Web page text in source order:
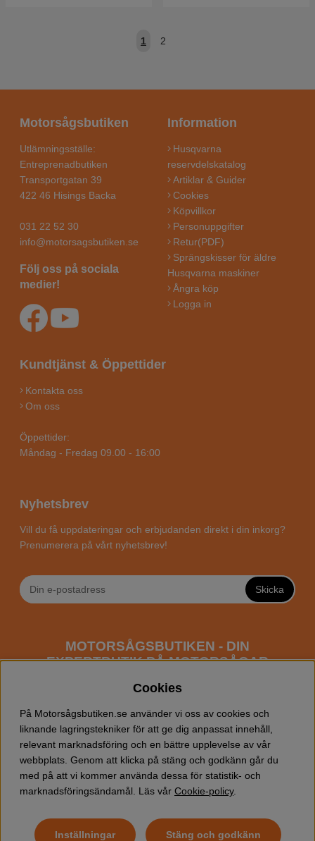
1 2
Motorsågsbutiken
Utlämningsställe:
Entreprenadbutiken
Transportgatan 39
422 46 Hisings Backa
031 22 52 30
info@motorsagsbutiken.se
Följ oss på sociala
medier!
Information
Husqvarna
reservdelskatalog
Artiklar & Guider
Cookies
Köpvillkor
Personuppgifter
Retur(PDF)
Sprängskisser för äldre
Husqvarna maskiner
Ångra köp
Logga in
Kundtjänst & Öppettider
Kontakta oss
Om oss
Öppettider:
Måndag - Fredag 09.00 - 16:00
Nyhetsbrev
Vill du få uppdateringar och erbjudanden direkt i din inkorg?
Prenumerera på vårt nyhetsbrev!
Skicka
MOTORSÅGSBUTIKEN - DIN
EXPERTBUTIK PÅ MOTORSÅGAR
fokus mot entusiaster och professionella användare av
motorsågar. Vi erbjuder ett brett sortiment av
Husqvarna motorsågarsamt alla tänkbaratillbehör
du kan behöva vid trädfällning, gallring och allmän
skogsskötsel. Välkommen att handla din Husqvarna
motorsåg och tillbehör online hos oss!
Cookies
På Motorsågsbutiken.se använder vi oss av cookies och
liknande lagringstekniker för att ge dig anpassat innehåll,
relevant marknadsföring och en bättre upplevelse av vår
webbplats. Genom att klicka på stäng och godkänn går du
med på att vi kommer använda dessa för statistik- och
marknadsföringsändamål. Läs vår Cookie-policy.
Inställningar Stäng och godkänn